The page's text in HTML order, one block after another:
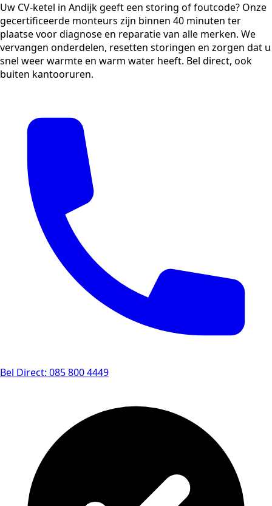
Uw CV-ketel in Andijk geeft een storing of foutcode? Onze
gecertificeerde monteurs zijn binnen 40 minuten ter
plaatse voor diagnose en reparatie van alle merken. We
vervangen onderdelen, resetten storingen en zorgen dat u
snel weer warmte en warm water heeft. Bel direct, ook
buiten kantooruren.
Bel Direct: 085 800 4449